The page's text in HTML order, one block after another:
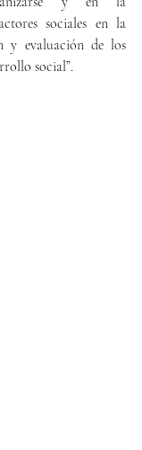
sociales en la
y evaluación de los
social”.